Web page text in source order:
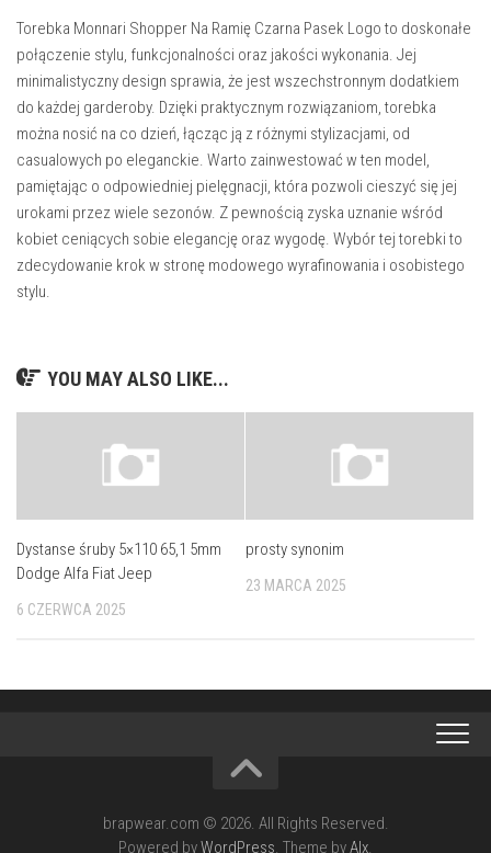
Torebka Monnari Shopper Na Ramię Czarna Pasek Logo to doskonałe
połączenie stylu, funkcjonalności oraz jakości wykonania. Jej
minimalistyczny design sprawia, że jest wszechstronnym dodatkiem
do każdej garderoby. Dzięki praktycznym rozwiązaniom, torebka
można nosić na co dzień, łącząc ją z różnymi stylizacjami, od
casualowych po eleganckie. Warto zainwestować w ten model,
pamiętając o odpowiedniej pielęgnacji, która pozwoli cieszyć się jej
urokami przez wiele sezonów. Z pewnością zyska uznanie wśród
kobiet ceniących sobie elegancję oraz wygodę. Wybór tej torebki to
zdecydowanie krok w stronę modowego wyrafinowania i osobistego
stylu.
YOU MAY ALSO LIKE...
Dystanse śruby 5×110 65,1 5mm
Dodge Alfa Fiat Jeep
6 CZERWCA 2025
prosty synonim
23 MARCA 2025
brapwear.com © 2026. All Rights Reserved.
Powered byWordPress. Theme byAlx.